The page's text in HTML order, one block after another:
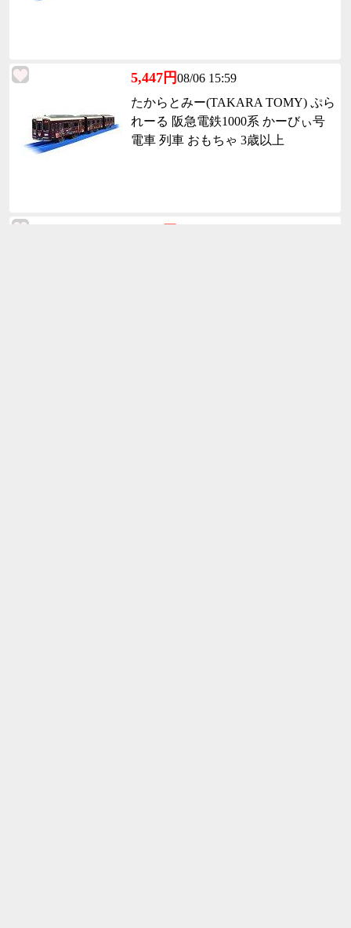
5,447円08/06 15:59
たからとみー(TAKARA TOMY) ぷら
れーる 阪急電鉄1000系 かーびぃ号
電車 列車 おもちゃ 3歳以上